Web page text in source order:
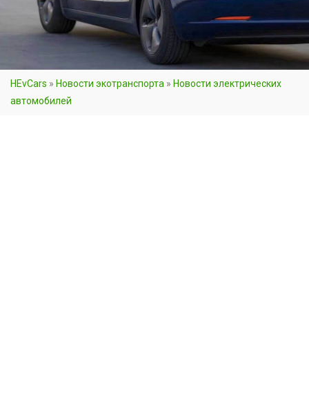
HEvCars » Новости экотранспорта » Новости электрических
автомобилей